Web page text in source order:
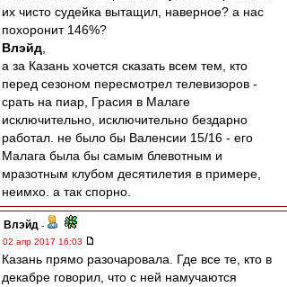
их чисто судейка вытащил, наверное? а нас
похоронит 146%?
Влэйд
а за Казань хочется сказать всем тем, кто
перед сезоном пересмотрел телевизоров -
срать на пиар, Грасия в Малаге
исключительно, исключительно бездарно
работал. не было бы Валенсии 15/16 - его
Малага была бы самым блевотным и
мразотным клубом десятилетия в примере,
неимхо. а так спорно.
Влэйд -
02 апр 2017 16:03
Казань прямо разочаровала. Где все те, кто в
декабре говорил, что с ней намучаются